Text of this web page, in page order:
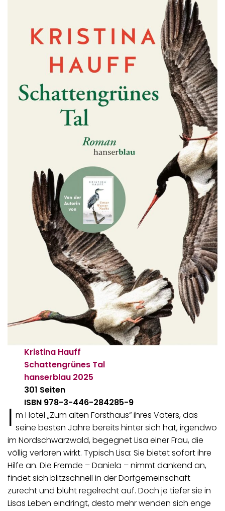
Kristina Hauff
Schattengrünes Tal
hanserblau 2025
301 Seiten
ISBN 978-3-446-284285-9
I m Hotel „Zum alten Forsthaus“ ihres Vaters, das
seine besten Jahre bereits hinter sich hat, irgendwo
im Nordschwarzwald, begegnet Lisa einer Frau, die
völlig verloren wirkt. Typisch Lisa: Sie bietet sofort ihre
Hilfe an. Die Fremde – Daniela – nimmt dankend an,
findet sich blitzschnell in der Dorfgemeinschaft
zurecht und blüht regelrecht auf. Doch je tiefer sie in
Lisas Leben eindringt, desto mehr wenden sich enge